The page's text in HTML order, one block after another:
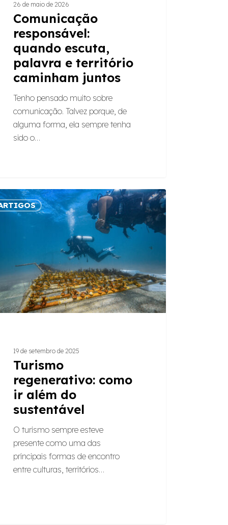
26 de maio de 2026
Comunicação
responsável:
quando escuta,
palavra e território
caminham juntos
Tenho pensado muito sobre
comunicação. Talvez porque, de
alguma forma, ela sempre tenha
sido o…
19 de setembro de 2025
Turismo
regenerativo: como
ir além do
sustentável
O turismo sempre esteve
presente como uma das
principais formas de encontro
entre culturas, territórios…